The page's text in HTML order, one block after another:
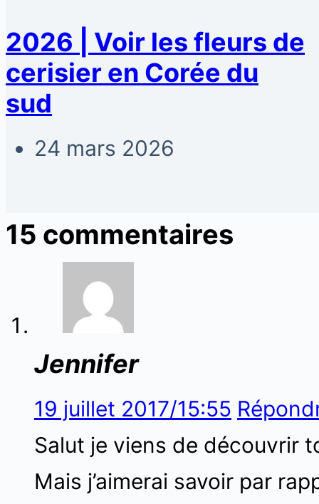
2026 | Voir les fleurs de
cerisier en Corée du
sud
24 mars 2026
15 commentaires
Jennifer
19 juillet 2017/15:55
Salut je viens de découvrir
Mais j’aimerai savoir par